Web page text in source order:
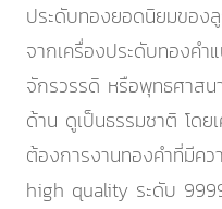
ประดับทองยอดนิยมของ
จากเครื่องประดับทองค
จักรวรรดิ หรือพุทธศาสน
ด้าน ดูเป็นธรรมชาติ โดย
ต้องการงานทองคำที่มีค
high quality ระดับ